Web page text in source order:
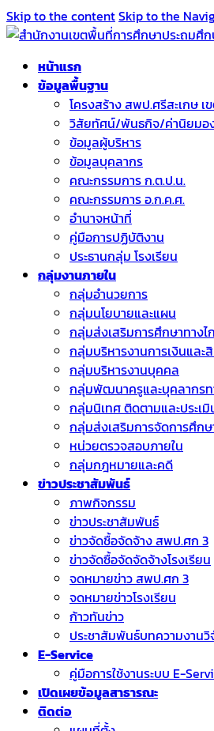
Skip to the contentSkip to the
หน้าแรก
ข้อมูลพื้นฐาน
โครงสร้าง สพป.ศรีสะเกษ เ
วิสัยทัศน์/พันธกิจ/ค่านิยมอ
ข้อมูลผู้บริหาร
ข้อมูลบุคลากร
คณะกรรมการ ก.ต.ป.น.
คณะกรรมการ อ.ก.ค.ศ.
อำนาจหน้าที่
คู่มือการปฏิบัติงาน
ประธานกลุ่ม โรงเรียน
กลุ่มงานภายใน
กลุ่มอำนวยการ
กลุ่มนโยบายและแผน
กลุ่มส่งเสริมการศึกษาทางไ
กลุ่มบริหารงานการเงินแล
กลุ่มบริหารงานบุคคล
กลุ่มพัฒนาครูและบุคลากรท
กลุ่มนิเทศ ติดตามและประเ
กลุ่มส่งเสริมการจัดการศึกษ
หน่วยตรวจสอบภายใน
กลุ่มกฎหมายและคดี
ข่าวประชาสัมพันธ์
ภาพกิจกรรม
ข่าวประชาสัมพันธ์
ข่าวจัดชื้อจัดจ้าง สพป.ศก 3
ข่าวจัดซื้อจัดจัดจ้างโรงเรียน
จดหมายข่าว สพป.ศก 3
จดหมายข่าวโรงเรียน
ก้าวทันข่าว
ประชาสัมพันธ์บทความงานวิ
E-Service
คู่มือการใช้งานระบบ E-
เปิดเผยข้อมูลสาธารณะ
ติดต่อ